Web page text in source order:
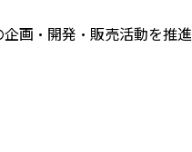
画・開発・販売活動を推進